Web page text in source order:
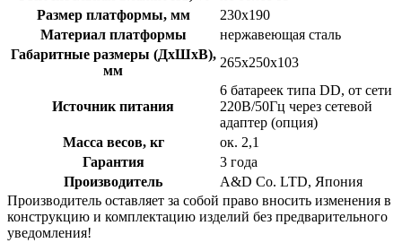
Размер платформы, мм
230x190
Материал платформы
нержавеющая сталь
Габаритные размеры (ДхШхВ),
мм
265x250x103
Источник питания
6 батареек типа DD, от сети
220B/50Гц через сетевой
адаптер (опция)
Масса весов, кг
ок. 2,1
Гарантия
3 года
Производитель
A&D Co. LTD, Япония
Производитель оставляет за собой право вносить изменения в
конструкцию и комплектацию изделий без предварительного
уведомления!